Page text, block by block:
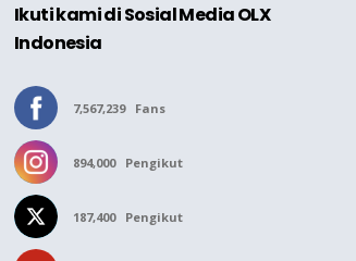
Ikuti kami di Sosial Media OLX
Indonesia
7,567,239 Fans
894,000 Pengikut
187,400 Pengikut